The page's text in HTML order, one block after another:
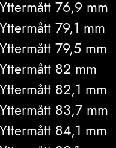
Yttermått 76,9 mm
Yttermått 79,1 mm
Yttermått 79,5 mm
Yttermått 82 mm
Yttermått 82,1 mm
Yttermått 83,7 mm
Yttermått 84,1 mm